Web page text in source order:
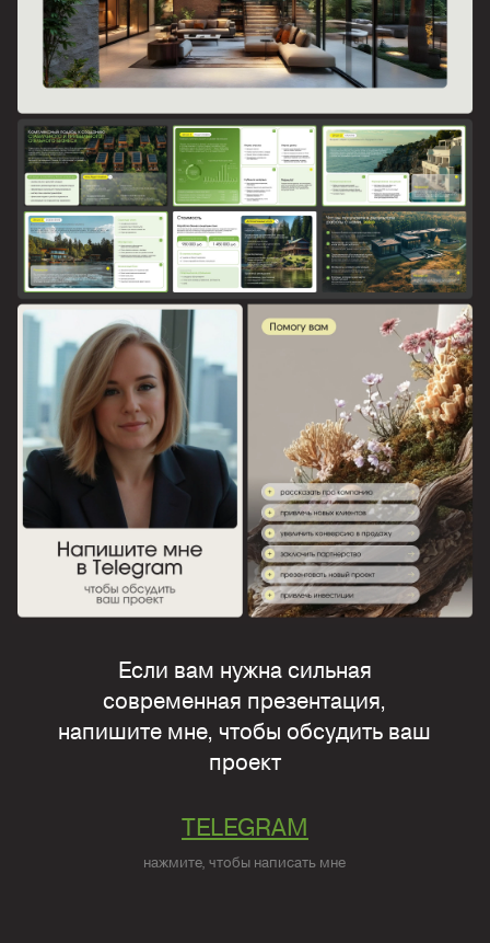
Если вам нужна сильная
современная презентация,
напишите мне, чтобы обсудить ваш
проект
TELEGRAM
нажмите, чтобы написать мне